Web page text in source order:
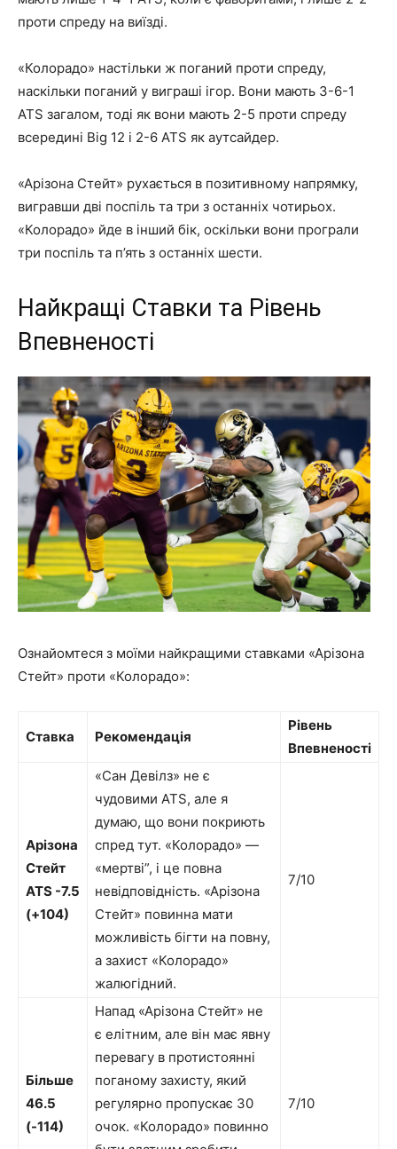
проти спреду на виїзді.
«Колорадо» настільки ж поганий проти спреду,
наскільки поганий у виграші ігор. Вони мають 3-6-1
ATS загалом, тоді як вони мають 2-5 проти спреду
всередині Big 12 і 2-6 ATS як аутсайдер.
«Арізона Стейт» рухається в позитивному напрямку,
вигравши дві поспіль та три з останніх чотирьох.
«Колорадо» йде в інший бік, оскільки вони програли
три поспіль та п’ять з останніх шести.
Найкращі Ставки та Рівень
Впевненості
Ознайомтеся з моїми найкращими ставками «Арізона
Стейт» проти «Колорадо»:
Ставка Рекомендація
Рівень
Впевненості
Арізона
Стейт
ATS -7.5
(+104)
«Сан Девілз» не є
чудовими ATS, але я
думаю, що вони покриють
спред тут. «Колорадо» —
«мертві”, і це повна
невідповідність. «Арізона
Стейт» повинна мати
можливість бігти на повну,
а захист «Колорадо»
жалюгідний.
7/10
Більше
46.5
(-114)
Напад «Арізона Стейт» не
є елітним, але він має явну
перевагу в протистоянні
поганому захисту, який
регулярно пропускає 30
очок. «Колорадо» повинно
7/10